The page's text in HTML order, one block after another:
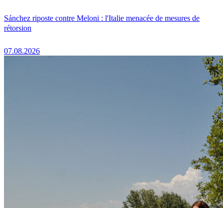
Sánchez riposte contre Meloni : l'Italie menacée de mesures de
rétorsion
07.08.2026